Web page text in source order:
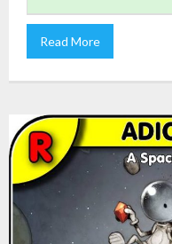
Read More